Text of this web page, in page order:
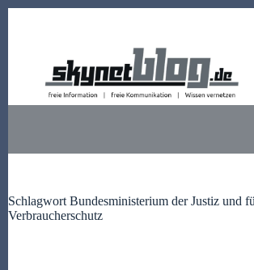
Schlagwort Bundesministerium der Justiz und
Verbraucherschutz